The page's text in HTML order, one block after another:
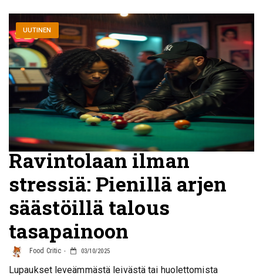
UUTINEN
Ravintolaan ilman
stressiä: Pienillä arjen
säästöillä talous
tasapainoon
Food Critic 03/10/2025
Lupaukset leveämmästä leivästä tai huolettomista